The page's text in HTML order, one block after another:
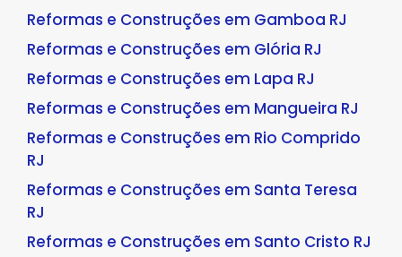
Reformas e Construções em Gamboa RJ
Reformas e Construções em Glória RJ
Reformas e Construções em Lapa RJ
Reformas e Construções em Mangueira RJ
Reformas e Construções em Rio Comprido
RJ
Reformas e Construções em Santa Teresa
RJ
Reformas e Construções em Santo Cristo RJ